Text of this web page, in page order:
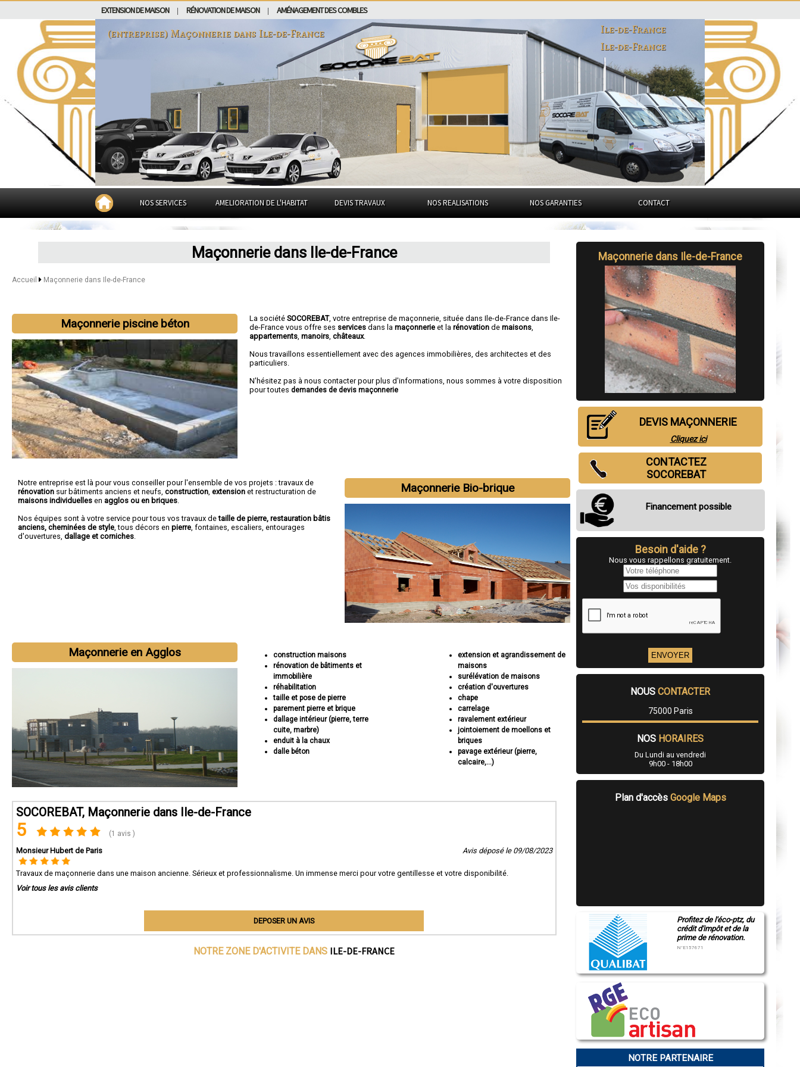
EXTENSION DE MAISON RÉNOVATION DE MAISON AMÉNAGEMENT DES COMBLES
(entreprise) Maçonnerie dans Ile-de-France
Ile-de-France
Ile-de-France
NOS SERVICES AMELIORATION DE L'HABITAT DEVIS TRAVAUX NOS REALISATIONS NOS GARANTIES CONTACT
Maçonnerie dans Ile-de-France
Accueil Maçonnerie dans Ile-de-France
Maçonnerie piscine béton La sociétéSOCOREBAT,votre entreprise de maçonnerie, située dans Ile-de-France dans Ile-
de-France vous offre ses services dans lamaçonnerie et larénovation demaisons,
appartements,manoirs,châteaux.
Nous travaillons essentiellement avec des agences immobilières, des architectes et des
particuliers.
N'hésitez pas à nous contacter pour plus d'informations, nous sommes à votre disposition
pour toutesdemandes de devis maçonnerie
Maçonnerie Bio-brique
Notre entreprise est là pour vous conseiller pour l'ensemble de vos projets : travaux de
rénovation sur bâtiments anciens et neufs, construction, extension et restructuration de
maisons individuelles en agglos ou en briques.
Nos équipes sont à votre service pour tous vos travaux detaille de pierre, restauration bâtis
anciens, cheminées de style, tous décors en pierre, fontaines, escaliers, entourages
d'ouvertures, dallage et corniches.
Maçonnerie en Agglos
construction maisons
rénovation de bâtiments et
immobilière
réhabilitation
taille et pose de pierre
parement pierre et brique
dallage intérieur (pierre, terre
cuite, marbre)
enduit à la chaux
dalle béton
extension et agrandissement de
maisons
surélévation de maisons
création d'ouvertures
chape
carrelage
ravalement extérieur
jointoiement de moellons et
briques
pavage extérieur (pierre,
calcaire,...)
SOCOREBAT, Maçonnerie dans Ile-de-France
5 (1 avis )
Monsieur Hubert de Paris Avis déposé le 09/08/2023
Travaux de maçonnerie dans une maison ancienne. Sérieux et professionnalisme. Un immense merci pour votre gentillesse et votre disponibilité.
Voir tous les avis clients
DEPOSER UN AVIS
NOTRE ZONE D'ACTIVITE DANS ILE-DE-FRANCE
Maçonnerie dans Ile-de-France
DEVIS MAÇONNERIE
Cliquez ici
CONTACTEZ
SOCOREBAT
Financement possible
Besoin d'aide ?
Nous vous rappellons gratuitement.
NOUS CONTACTER
75000 Paris
NOS HORAIRES
Du Lundi au vendredi
9h00 - 18h00
Plan d'accès Google Maps
Profitez de l'éco-ptz, du
crédit d'impôt et de la
prime de rénovation.
N°E157671
NOTRE PARTENAIRE